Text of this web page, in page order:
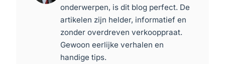
onderwerpen, is dit blog perfect. De
artikelen zijn helder, informatief en
zonder overdreven verkooppraat.
Gewoon eerlijke verhalen en
handige tips.